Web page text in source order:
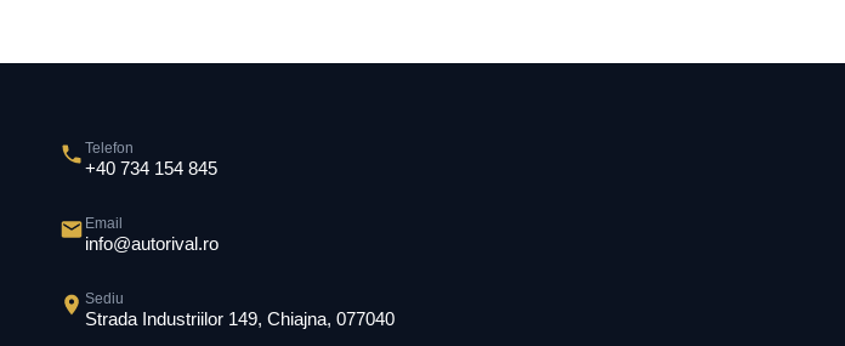
Telefon
+40 734 154 845
Email
info@autorival.ro
Sediu
Strada Industriilor 149, Chiajna, 077040